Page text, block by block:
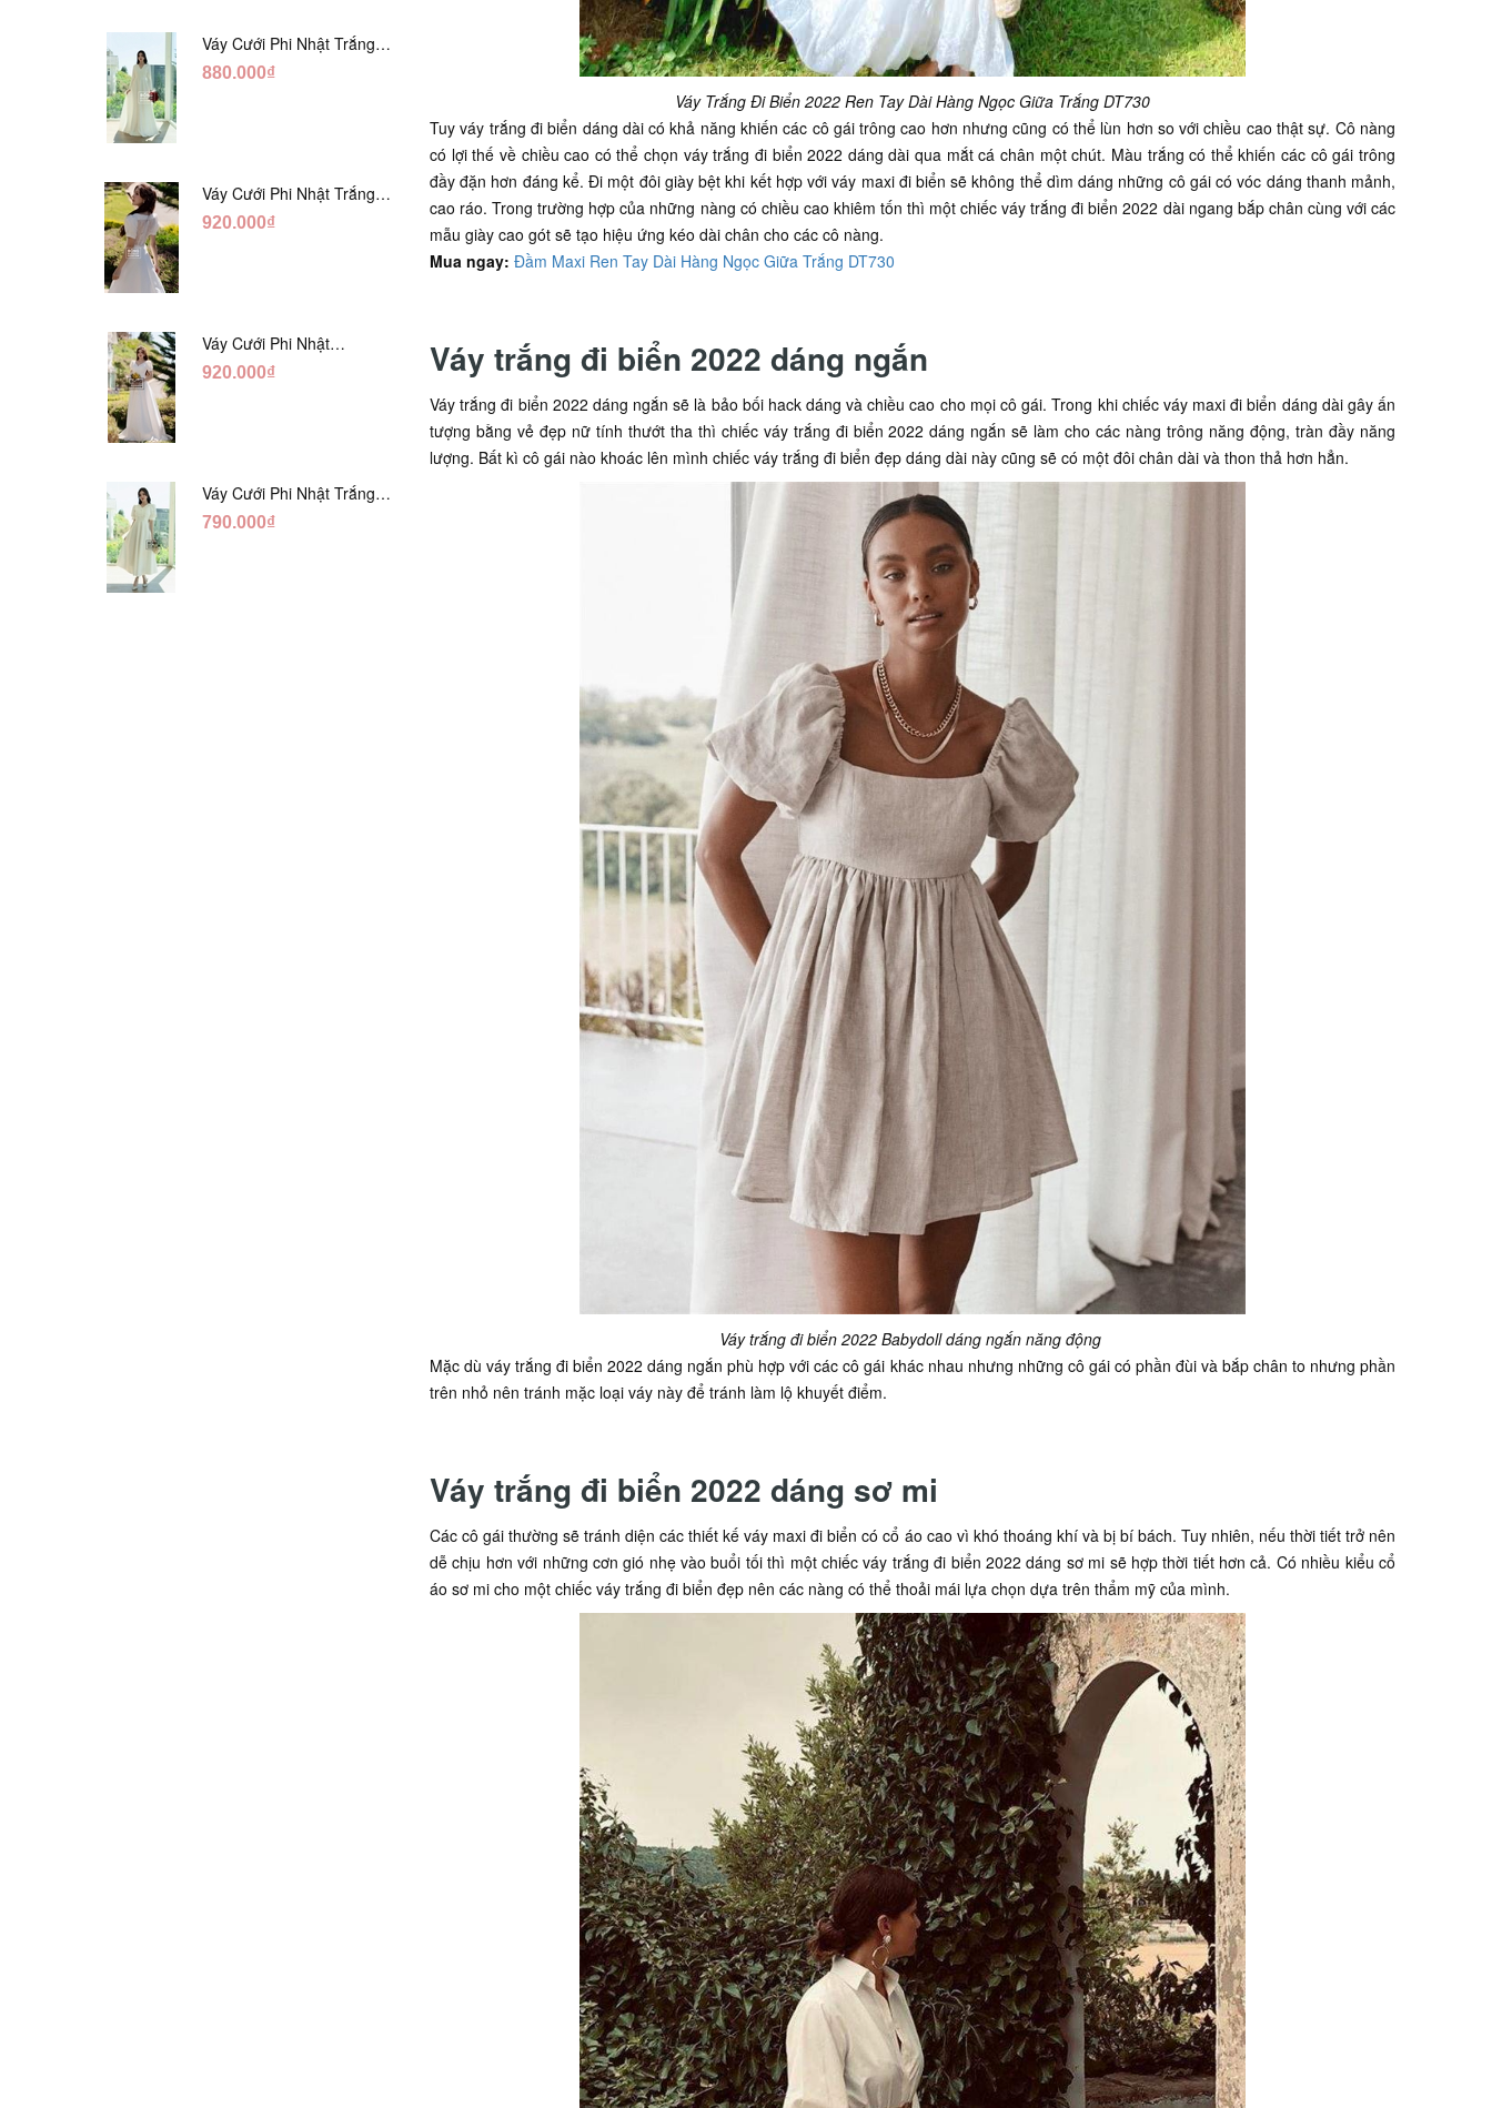
Váy Trắng Đi Biển 2022 Ren Tay Dài Hàng Ngọc Giữa Trắng DT730
Tuy váy trắng đi biển dáng dài có khả năng khiến các cô gái trông cao hơn nhưng cũng có thể lùn hơn so với chiều cao thật sự. Cô nàng
có lợi thế về chiều cao có thể chọn váy trắng đi biển 2022 dáng dài qua mắt cá chân một chút. Màu trắng có thể khiến các cô gái trông
đầy đặn hơn đáng kể. Đi một đôi giày bệt khi kết hợp với váy maxi đi biển sẽ không thể dìm dáng những cô gái có vóc dáng thanh mảnh,
cao ráo. Trong trường hợp của những nàng có chiều cao khiêm tốn thì một chiếc váy trắng đi biển 2022 dài ngang bắp chân cùng với các
mẫu giày cao gót sẽ tạo hiệu ứng kéo dài chân cho các cô nàng.
Mua ngay: Đầm Maxi Ren Tay Dài Hàng Ngọc Giữa Trắng DT730
Váy trắng đi biển 2022 dáng ngắn
Váy trắng đi biển 2022 dáng ngắn sẽ là bảo bối hack dáng và chiều cao cho mọi cô gái. Trong khi chiếc váy maxi đi biển dáng dài gây ấn
tượng bằng vẻ đẹp nữ tính thướt tha thì chiếc váy trắng đi biển 2022 dáng ngắn sẽ làm cho các nàng trông năng động, tràn đầy năng
lượng. Bất kì cô gái nào khoác lên mình chiếc váy trắng đi biển đẹp dáng dài này cũng sẽ có một đôi chân dài và thon thả hơn hẳn.
Váy trắng đi biển 2022 Babydoll dáng ngắn năng động
Mặc dù váy trắng đi biển 2022 dáng ngắn phù hợp với các cô gái khác nhau nhưng những cô gái có phần đùi và bắp chân to nhưng phần
trên nhỏ nên tránh mặc loại váy này để tránh làm lộ khuyết điểm.
Váy trắng đi biển 2022 dáng sơ mi
Các cô gái thường sẽ tránh diện các thiết kế váy maxi đi biển có cổ áo cao vì khó thoáng khí và bị bí bách. Tuy nhiên, nếu thời tiết trở nên
dễ chịu hơn với những cơn gió nhẹ vào buổi tối thì một chiếc váy trắng đi biển 2022 dáng sơ mi sẽ hợp thời tiết hơn cả. Có nhiều kiểu cổ
áo sơ mi cho một chiếc váy trắng đi biển đẹp nên các nàng có thể thoải mái lựa chọn dựa trên thẩm mỹ của mình.
Váy Cưới Phi Nhật Trắng
Cổ V Hàng Nút DC549
880.000₫
Váy Cưới Phi Nhật Trắng
Xếp Li Eo Lưng Ren
920.000₫
Váy Cưới Phi Nhật
Đỏ/Trăng Cổ Tim Hạt
920.000₫
Váy Cưới Phi Nhật Trắng
Đính Hoa Ngọc Trai Lửng
790.000₫